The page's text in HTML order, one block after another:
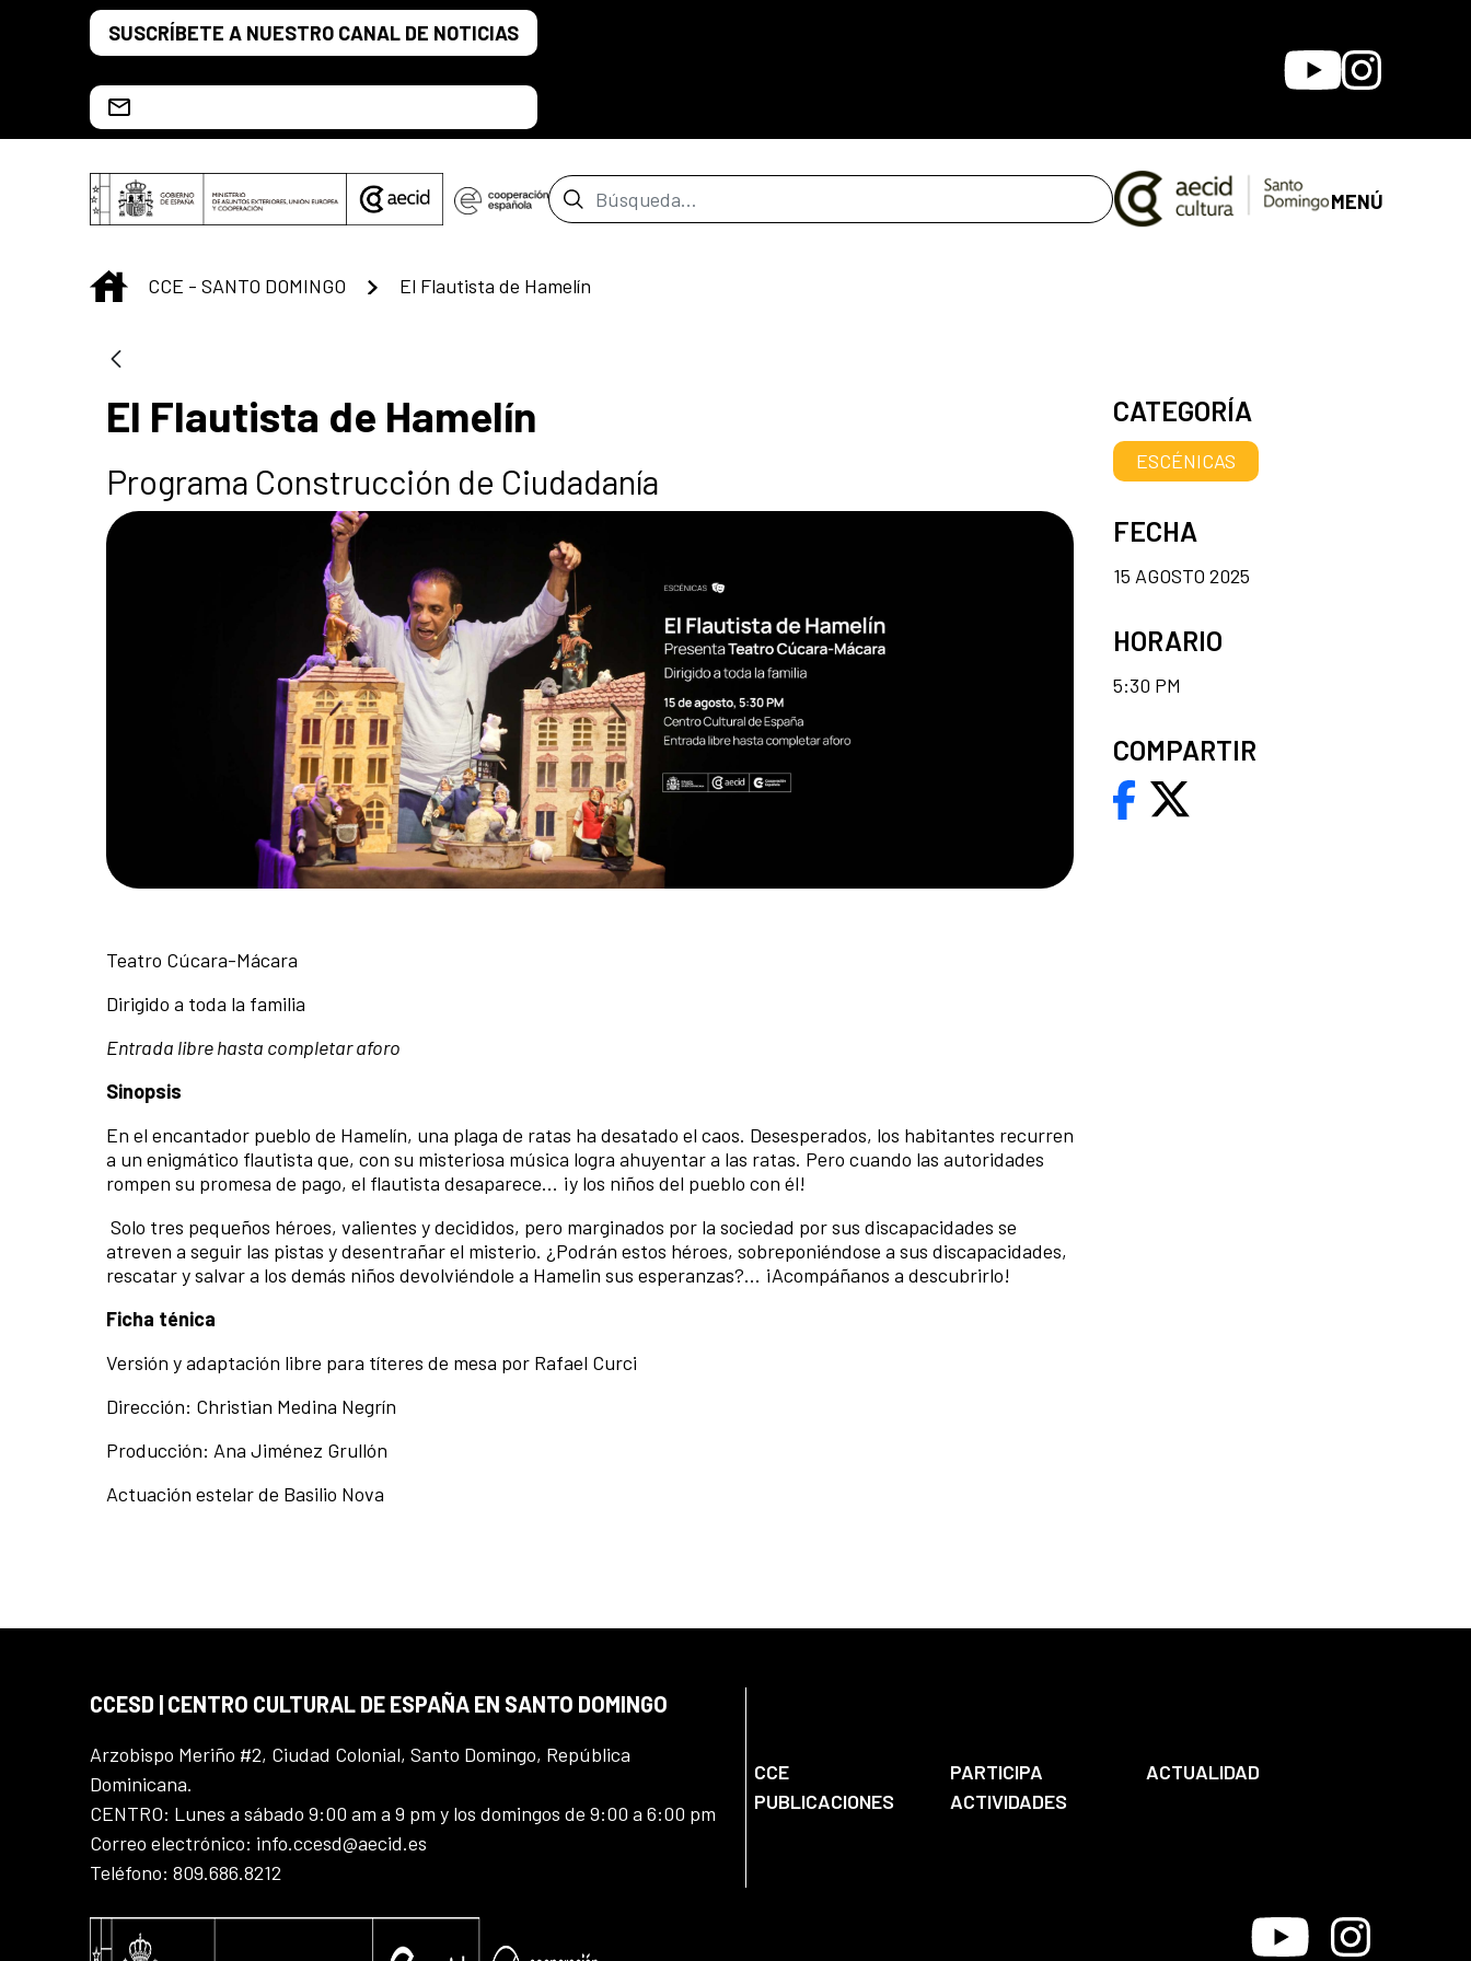
Saltar al contenido principal
SUSCRÍBETE A NUESTRO CANAL DE NOTICIAS
YoutubeInstagram
Barra de búsqueda MENÚ
INICIO
CCE - SANTO DOMINGO El Flautista de Hamelín
El Flautista de Hamelín
Programa Construcción de Ciudadanía
Teatro Cúcara-Mácara
Dirigido a toda la familia
Entrada libre hasta completar aforo
Sinopsis
En el encantador pueblo de Hamelín, una plaga de ratas ha desatado el caos. Desesperados, los habitantes recurren
a un enigmático flautista que, con su misteriosa música logra ahuyentar a las ratas. Pero cuando las autoridades
rompen su promesa de pago, el flautista desaparece... ¡y los niños del pueblo con él!
Solo tres pequeños héroes, valientes y decididos, pero marginados por la sociedad por sus discapacidades se
atreven a seguir las pistas y desentrañar el misterio. ¿Podrán estos héroes, sobreponiéndose a sus discapacidades,
rescatar y salvar a los demás niños devolviéndole a Hamelin sus esperanzas?... ¡Acompáñanos a descubrirlo!
Ficha ténica
Versión y adaptación libre para títeres de mesa por Rafael Curci
Dirección: Christian Medina Negrín
Producción: Ana Jiménez Grullón
Actuación estelar de Basilio Nova
CATEGORÍA
ESCÉNICAS
FECHA
15 AGOSTO 2025
HORARIO
5:30 PM
COMPARTIR
CCESD | CENTRO CULTURAL DE ESPAÑA EN SANTO DOMINGO
Arzobispo Meriño #2, Ciudad Colonial, Santo Domingo, República
Dominicana.
CENTRO: Lunes a sábado 9:00 am a 9 pm y los domingos de 9:00 a 6:00 pm
Correo electrónico: info.ccesd@aecid.es
Teléfono: 809.686.8212
CCE PARTICIPA
ACTUALIDAD
PUBLICACIONES
ACTIVIDADES
Youtube Instagram